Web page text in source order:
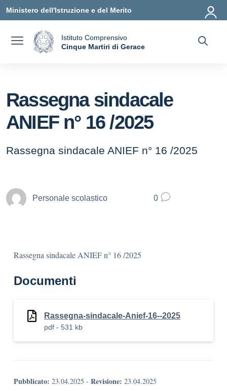
Ministero dell'Istruzione e del Merito
Istituto Comprensivo
Cinque Martiri di Gerace
Rassegna sindacale
ANIEF n° 16 /2025
Rassegna sindacale ANIEF n° 16 /2025
Personale scolastico 0
Rassegna sindacale ANIEF n° 16 /2025
Documenti
Rassegna-sindacale-Anief-16--2025
pdf - 531 kb
Pubblicato: 23.04.2025 - Revisione: 23.04.2025